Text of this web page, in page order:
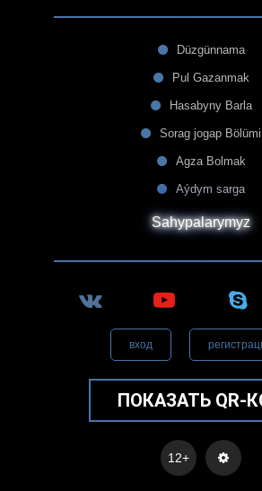
Düzgünnama
Pul Gazanmak
Hasabyny Barla
Sorag jogap Bölümi
Agza Bolmak
Aýdym sarga
Sahypalarymyz
вход
ПОКАЗАТЬ QR-
12+